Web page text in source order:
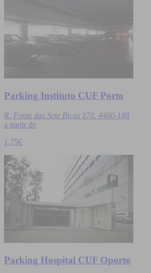
Parking Instituto CUF Porto
R. Fonte das Sete Bicas 170. 4460-188
a partir de
1,75€
Parking Hospital CUF Oporto